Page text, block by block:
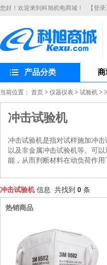
您好！欢迎来到科旭机电商城！ 【登录
产品分类 商
当前位置： 首页 > 仪器仪表 > 试验机 >
冲击试验机
冲击试验机是指对试样施加冲
以及非金属冲击试验机等。可
能，从而判断材料在动负荷作
冲击试验机信息 共找到 0 条
热销商品